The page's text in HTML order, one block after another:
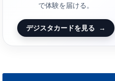
で体験を届ける。
デジスタカードを見る →